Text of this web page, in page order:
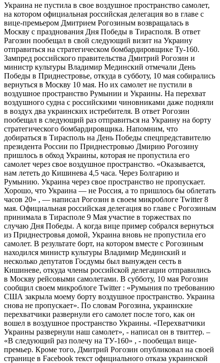
Украина не пустила в свое воздушное пространство самолет,
на котором официальная российская делегация во в главе с
вице-премьером Дмитрием Рогозиным возвращалась в
Москву с празднования Дня Победы в Тирасполя. В ответ
Рагозин пообещал в свой следующий визит на Украину
отправиться на стратегическом бомбардировщике Ту-160.
Зампред российского правительства Дмитрий Рогозин и
министр культуры Владимир Мединский отмечали День
Победы в Приднестровье, откуда в субботу, 10 мая собирались
вернуться в Москву 10 мая. Но их самолет не пустили в
воздушное пространство Румынии и Украины. На перехват
воздушного судна с российскими чиновниками даже подняли
в воздух два украинских истребителя. В ответ Рогозин
пообещал в следующий раз отправиться на Украину на борту
стратегического бомбардировщика. Напомним, что
добираться в Тирасполь на День Победы спецпредставителю
президента России по Приднестровью Дмирию Рогозину
пришлось в обход Украины, которая не пропустила его
самолет через свое воздушное пространство. «Оказывается,
нам лететь до Кишинева 4,5 часа. Через Болгарию и
Румынию. Украина через свое пространство не пропускает.
Хорошо, что Украина — не Россия, а то пришлось бы облетать
часов 20» , — написал Рогозин в своем микроблоге Twitter 8
мая. Официальная российская делегация во главе с Рогозиным
принимала в Тирасполе 9 Мая участие в торжествах по
случаю Дня Победы. А когда вице пример собрался вернуться
из Приднестровья домой, Украина вновь не пропустила его
самолет. В результате борт, на котором вместе с Рогозиным
находился министр культуры Владимир Мединский и
несколько депутатов Госдумы был вынужден сесть в
Кишиневе, откуда члены российской делегации отправились
в Москву рейсовыми самолетами. В субботу, 10 мая Рогозин
сообщил своем микроблоге Twitter : «Румыния по требованию
США закрыла моему борту воздушное пространство. Украина
снова не пропускает». По словам Рогозина, украинские
перехватчики развернули его самолет после того, как он
вошел в воздушное пространство Украины. «Перехватчики
Украины развернули наш самолет», - написал он в твиттер. –
«В следующий раз полечу на ТУ-160» , - пообещал вице-
премьер. Кроме того, Дмитрий Рогозин опубликовал на своей
странице в Facebook текст официального отказа украинской